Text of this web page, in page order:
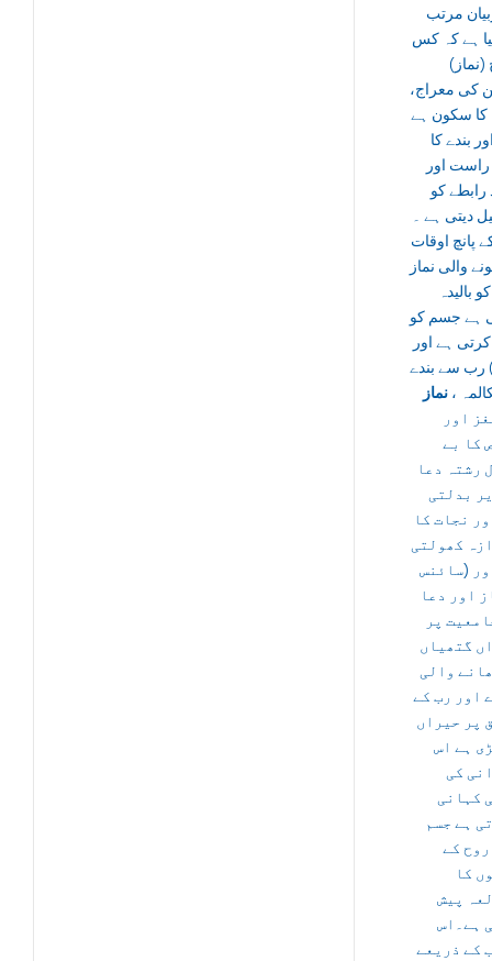
مرتب
ہے کہ کس
کی معراج،
کا سکون ہے
بندے کا
راست اور
رابطے کو
دیتی ہے ۔
پانچ اوقات
والی نماز
بالیدہ
ہے جسم کو
کرتی ہے اور
رب سے بندے
، نماز
اور
کا بے
رشتہ دعا
بدلتی
نجات کا
کھولتی
(سائنس
اور دعا
پر
گتھیاں
والی
اور رب کے
پر حیراں
ہے اس
کی
کہانی
ہے جسم
کے
کا
پیش
ہے۔اس
کے ذریعے